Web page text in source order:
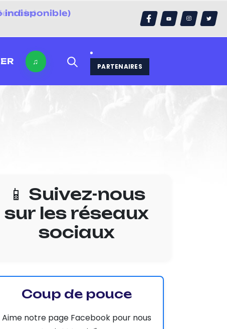
♫
PARTENAIRES
📱 Suivez-nous
sur les réseaux
sociaux
Coup de pouce
Aime notre page Facebook pour nous